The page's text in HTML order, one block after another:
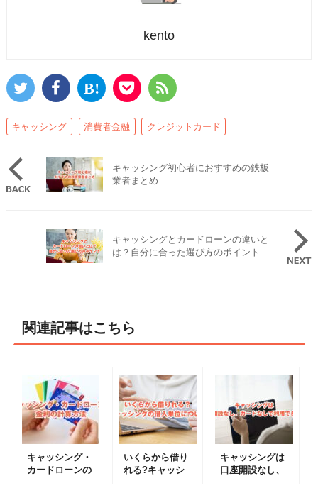
kento
キャッシング 消費者金融 クレジットカード
キャッシング初心者におすすめの鉄板
業者まとめ
キャッシングとカードローンの違いと
は？自分に合った選び方のポイント
関連記事はこちら
キャッシング・
カードローンの
いくらから借り
れる?キャッシ
キャッシングは
口座開設なし、